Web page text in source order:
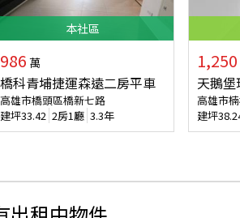
本社區
986 萬
橋科青埔捷運森遠二房平車
高雄市橋頭區橋新七路
建坪33.42 2房1廳 3.3年
1,250
天鵝
高雄市
建坪